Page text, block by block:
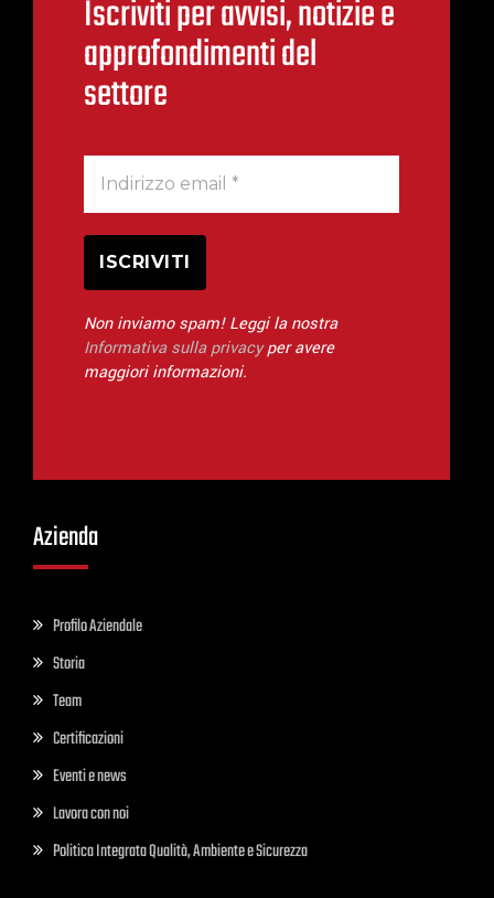
Iscriviti per avvisi, notizie e
approfondimenti del
settore
Non inviamo spam! Leggi la nostra
Informativa sulla privacyper avere
maggiori informazioni.
Azienda
Profilo Aziendale
Storia
Team
Certificazioni
Eventi e news
Lavora con noi
Politica Integrata Qualità, Ambiente e Sicurezza